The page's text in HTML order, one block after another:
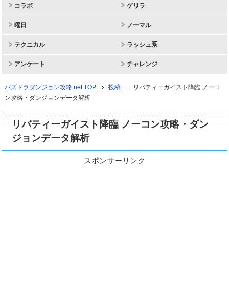
コラボ ゲリラ
曜日 ノーマル
テクニカル ラッシュ系
アンケート チャレンジ
パズドラダンジョン攻略.net TOP 投稿
リバティーガイスト降臨 ノーコ
ン攻略・ダンジョンデータ解析
リバティーガイスト降臨 ノーコン攻略・ダン
ジョンデータ解析
スポンサーリンク